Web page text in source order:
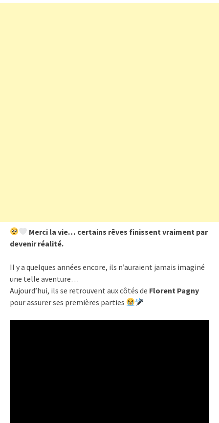
Merci la vie… certains rêves finissent vraiment par
devenir réalité.
Il y a quelques années encore, ils n’auraient jamais imaginé
une telle aventure…
Aujourd’hui, ils se retrouvent aux côtés de Florent Pagny
pour assurer ses premières parties